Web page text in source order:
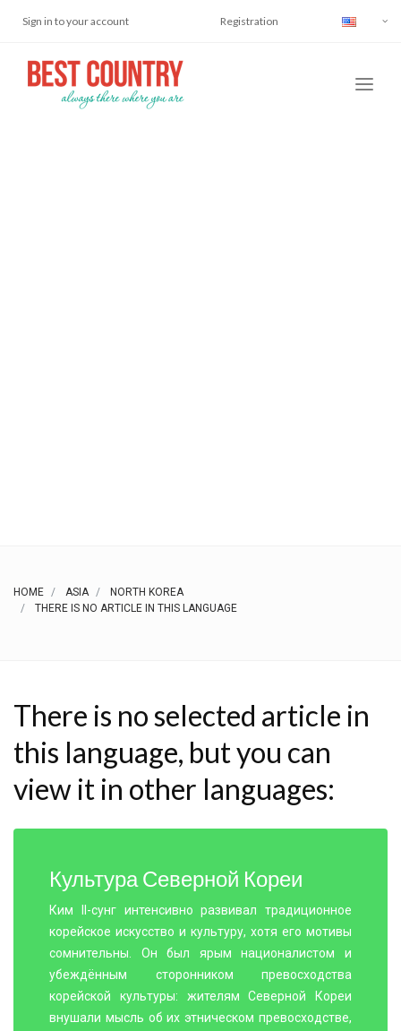
Sign in to your account Registration
HOME ASIA
NORTH KOREA
THERE IS NO ARTICLE IN THIS LANGUAGE
There is no selected article in
this language, but you can
view it in other languages:
Культура Северной Кореи
Ким II-сунг интенсивно развивал традиционное
корейское искусство и культуру, хотя его мотивы
сомнительны. Он был ярым националистом и
убеждённым сторонником превосходства
корейской культуры: жителям Северной Кореи
внушали мысль об их этническом превосходстве,